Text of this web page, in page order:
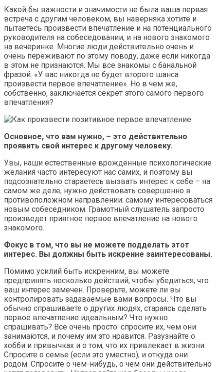
Какой бы важности и значимости не была ваша первая
встреча с другим человеком, вы наверняка хотите и
пытаетесь произвести впечатление и на потенциального
руководителя на собеседовании, и на нового знакомого
на вечеринке. Многие люди действительно очень и
очень переживают по этому поводу, даже если никогда
в этом не признаются. Мы все знакомы с банальной
фразой: «У вас никогда не будет второго шанса
произвести первое впечатление». Но в чем же,
собственно, заключается секрет этого самого первого
впечатления?
Основное, что вам нужно, – это действительно
проявить свой интерес к другому человеку.
Увы, наши естественные врожденные психологические
желания часто интересуют нас самих, и поэтому вы
подсознательно стараетесь вызвать интерес к себе – на
самом же деле, нужно действовать совершенно в
противоположном направлении: самому интересоваться
новым собеседником. Грамотный слушатель запросто
произведет приятное первое впечатление на нового
знакомого.
Фокус в том, что вы не можете подделать этот
интерес. Вы должны быть искренне заинтересованы.
Помимо усилий быть искренним, вы можете
предпринять несколько действий, чтобы убедиться, что
ваш интерес замечен. Проверьте, можете ли вы
контролировать задаваемые вами вопросы. Что вы
обычно спрашиваете о других людях, стараясь сделать
первое впечатление идеальным? Что нужно
спрашивать? Всё очень просто: спросите их, чем они
занимаются, и почему им это нравится. Разузнайте о
хобби и привычках и о том, что их привлекает в жизни.
Спросите о семье (если это уместно), и откуда они
родом. Спросите о чем-нибудь, о чем они действительно